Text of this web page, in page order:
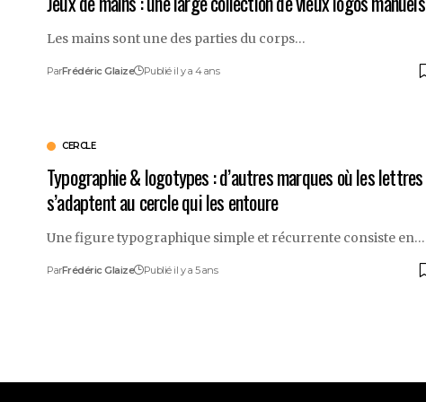
Les mains sont une des parties du corps…
ParFrédéric Glaize Publié il y a 4 ans
CERCLE
Typographie & logotypes : d’autres marques où les lettres
s’adaptent au cercle qui les entoure
Une figure typographique simple et récurrente consiste en…
ParFrédéric Glaize Publié il y a 5 ans